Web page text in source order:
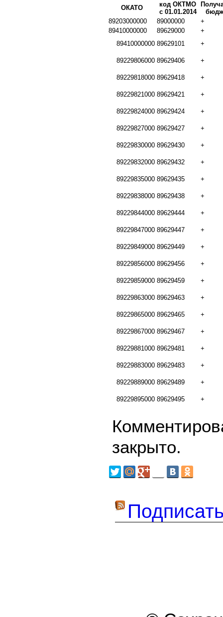
ОКАТО
код ОКТМО
с 01.01.2014
89203000000
89000000
+
89410000000
89629000
+
89410000000 89629101 +
89229806000 89629406 +
89229818000 89629418 +
89229821000 89629421 +
89229824000 89629424 +
89229827000 89629427 +
89229830000 89629430 +
89229832000 89629432 +
89229835000 89629435 +
89229838000 89629438 +
89229844000 89629444 +
89229847000 89629447 +
89229849000 89629449 +
89229856000 89629456 +
89229859000 89629459 +
89229863000 89629463 +
89229865000 89629465 +
89229867000 89629467 +
89229881000 89629481 +
89229883000 89629483 +
89229889000 89629489 +
89229895000 89629495 +
закрыто.